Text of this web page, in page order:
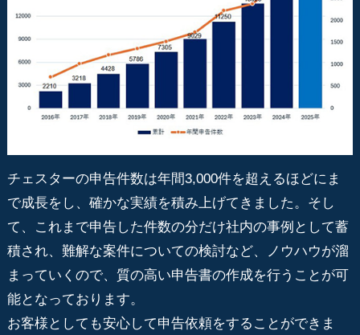
チェスターの申告件数は年間3,000件を超えるほどにま
で成長をし、確かな実績を積み上げてきました。そし
て、これまで申告した件数の分だけ社内の事例として蓄
積され、難解な案件についての検討など、ノウハウが溜
まっていくので、質の高い申告書の作成を行うことが可
能となっております。
お客様としても安心して申告依頼をすることができま